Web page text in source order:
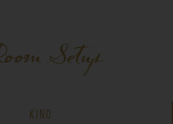
Setup
KINO